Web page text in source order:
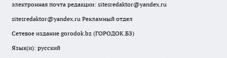
электронная почта редакции: sitesredaktor@yandex.ru
sitesredaktor@yandex.ru Рекламный отдел
Сетевое издание gorodok.bz (ГОРОДОК.БЗ)
Язык(и): русский